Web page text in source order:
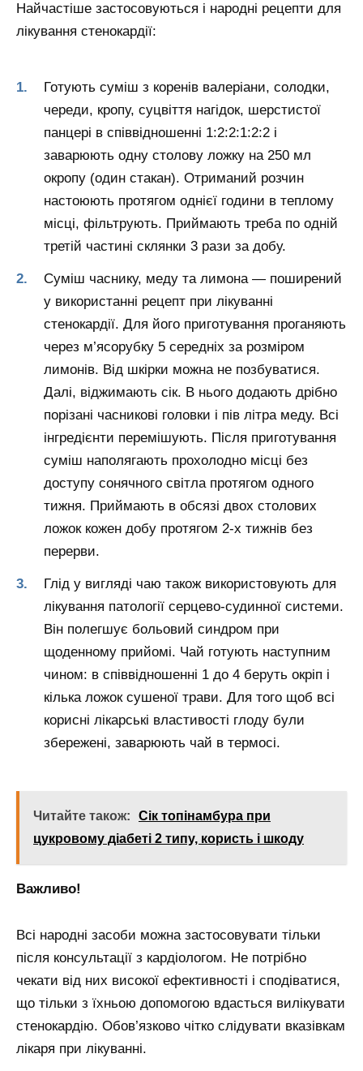
Найчастіше застосовуються і народні рецепти для
лікування стенокардії:
Готують суміш з коренів валеріани, солодки,
череди, кропу, суцвіття нагідок, шерстистої
панцері в співвідношенні 1:2:2:1:2:2 і
заварюють одну столову ложку на 250 мл
окропу (один стакан). Отриманий розчин
настоюють протягом однієї години в теплому
місці, фільтрують. Приймають треба по одній
третій частині склянки 3 рази за добу.
Суміш часнику, меду та лимона — поширений
у використанні рецепт при лікуванні
стенокардії. Для його приготування проганяють
через м’ясорубку 5 середніх за розміром
лимонів. Від шкірки можна не позбуватися.
Далі, віджимають сік. В нього додають дрібно
порізані часникові головки і пів літра меду. Всі
інгредієнти перемішують. Після приготування
суміш наполягають прохолодно місці без
доступу сонячного світла протягом одного
тижня. Приймають в обсязі двох столових
ложок кожен добу протягом 2-х тижнів без
перерви.
Глід у вигляді чаю також використовують для
лікування патології серцево-судинної системи.
Він полегшує больовий синдром при
щоденному прийомі. Чай готують наступним
чином: в співвідношенні 1 до 4 беруть окріп і
кілька ложок сушеної трави. Для того щоб всі
корисні лікарські властивості глоду були
збережені, заварюють чай в термосі.
Читайте також:
Сік топінамбура при
цукровому діабеті 2 типу, користь і шкоду
Важливо!
Всі народні засоби можна застосовувати тільки
після консультації з кардіологом. Не потрібно
чекати від них високої ефективності і сподіватися,
що тільки з їхньою допомогою вдасться вилікувати
стенокардію. Обов’язково чітко слідувати вказівкам
лікаря при лікуванні.